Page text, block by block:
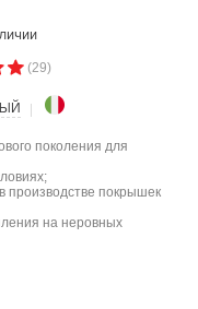
(29)
поколения для
производстве покрышек
на неровных